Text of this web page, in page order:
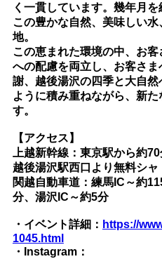
く一貫しています。幾年月を
この豊かな自然、美味しい
地。
この恵まれた環境の中、お
への配慮を両立し、お客さ
謝、越後湯沢の四季と大自
ように積み重ねながら、新
す。
【アクセス】
上越新幹線：東京駅から約
越後湯沢駅西口より無料シ
関越自動車道：練馬IC～約
分、湯沢IC～約5分
・イベント詳細： https://
1045.html
・Instagram：